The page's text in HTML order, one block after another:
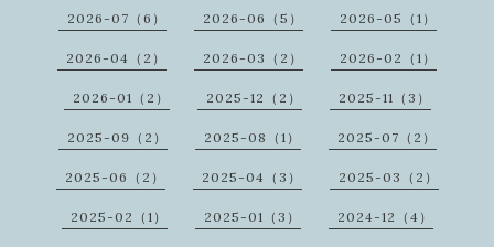
2026-07（6） 2026-06（5） 2026-05（1）
2026-04（2） 2026-03（2） 2026-02（1）
2026-01（2） 2025-12（2） 2025-11（3）
2025-09（2） 2025-08（1） 2025-07（2）
2025-06（2） 2025-04（3） 2025-03（2）
2025-02（1） 2025-01（3） 2024-12（4）